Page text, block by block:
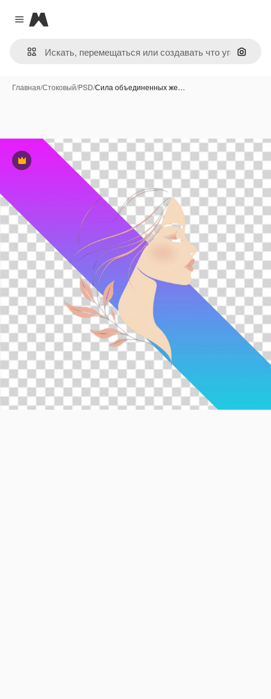
Close menu
Magnific
Поиск
Главная/Стоковый/PSD/Сила объединенных же…
Премиум